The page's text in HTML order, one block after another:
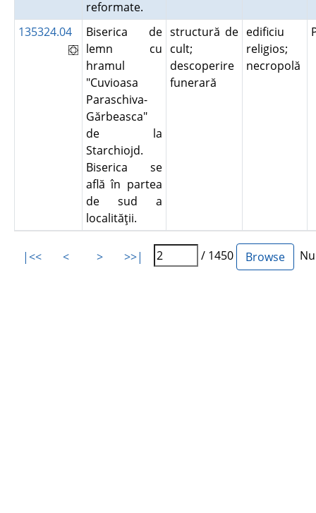
reformate.
135324.04
Biserica de
lemn cu
hramul
"Cuvioasa
Paraschiva-
Gărbeasca"
de la
Starchiojd.
Biserica se
află în partea
de sud a
localităţii.
structură de
cult;
descoperire
funerară
edificiu
religios;
necropolă
|<< < > >>| / 1450